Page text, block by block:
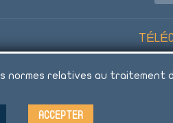
relatives au traitement
ACCEPTER
vos capacités de remboursement avant